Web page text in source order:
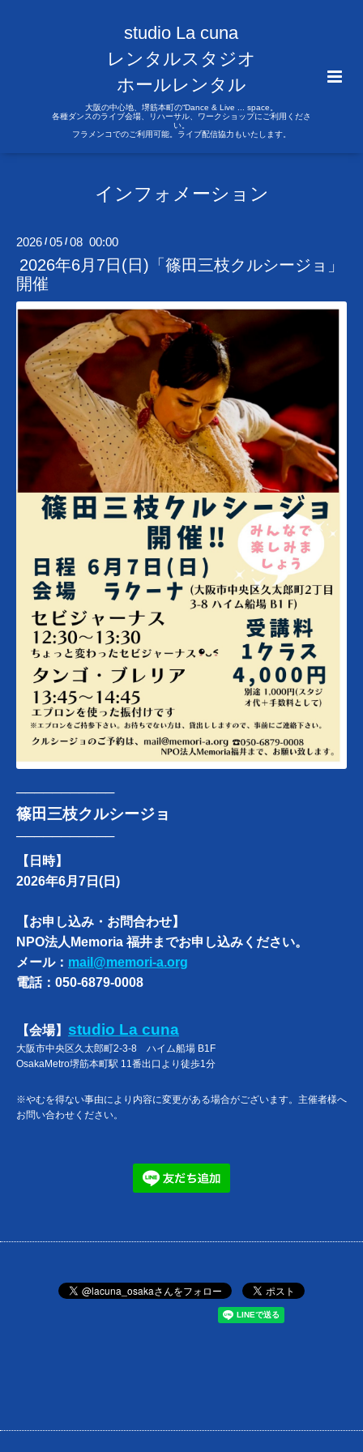
studio La cuna
レンタルスタジオ
ホールレンタル
大阪の中心地、堺筋本町の“Dance & Live ... space。
各種ダンスのライブ会場、リハーサル、ワークショップにご利用くださ
い。
フラメンコでのご利用可能。ライブ配信協力もいたします。
インフォメーション
2026 /05 /08 00:00
2026年6月7日(日)「篠田三枝クルシージョ」
開催
───────────
篠田三枝クルシージョ
───────────
【日時】
2026年6月7日(日)
【お申し込み・お問合わせ】
NPO法人Memoria 福井までお申し込みください。
メール： mail@memori-a.org
電話：050-6879-0008
【会場】 studio La cuna
大阪市中央区久太郎町2-3-8 ハイム船場 B1F
OsakaMetro堺筋本町駅 11番出口より徒歩1分
※やむを得ない事由により内容に変更がある場合がございます。主催者様へ
お問い合わせください。